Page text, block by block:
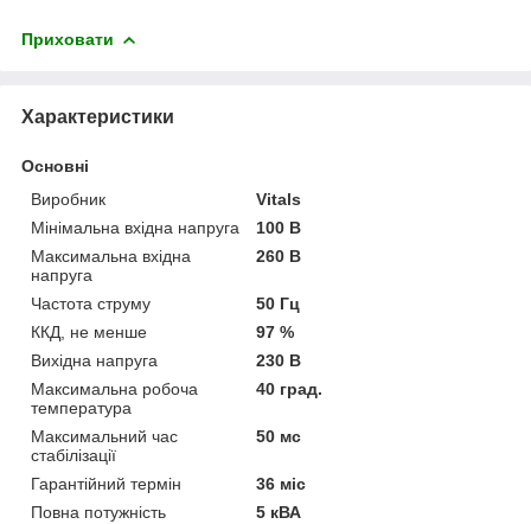
Приховати
Характеристики
Основні
Виробник
Vitals
Мінімальна вхідна напруга
100 В
Максимальна вхідна
напруга
260 В
Частота струму
50 Гц
ККД, не менше
97 %
Вихідна напруга
230 В
Максимальна робоча
температура
40 град.
Максимальний час
стабілізації
50 мс
Гарантійний термін
36 міс
Повна потужність
5 кВА